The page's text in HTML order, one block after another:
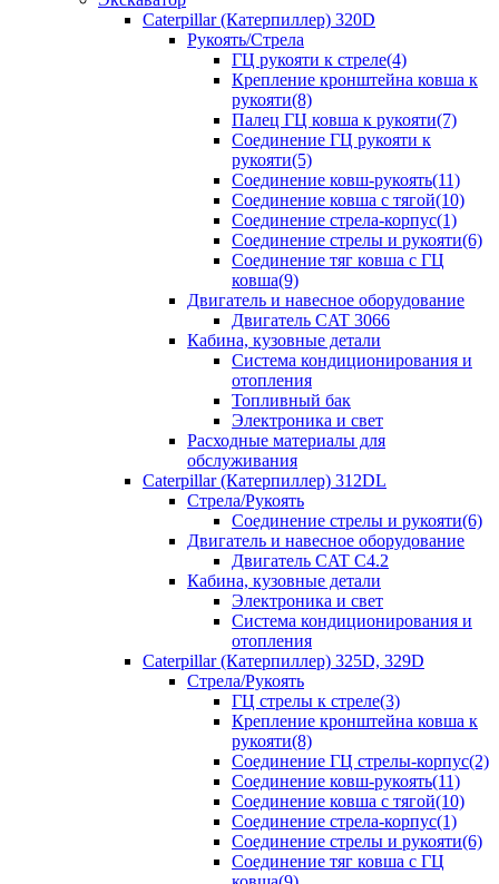
Caterpillar (Катерпиллер) 320D
Рукоять/Стрела
ГЦ рукояти к стреле(4)
Крепление кронштейна ковша к
рукояти(8)
Палец ГЦ ковша к рукояти(7)
Соединение ГЦ рукояти к
рукояти(5)
Соединение ковш-рукоять(11)
Соединение ковша с тягой(10)
Соединение стрела-корпус(1)
Соединение стрелы и рукояти(6)
Соединение тяг ковша с ГЦ
ковша(9)
Двигатель и навесное оборудование
Двигатель CAT 3066
Кабина, кузовные детали
Система кондиционирования и
отопления
Топливный бак
Электроника и свет
Расходные материалы для
обслуживания
Caterpillar (Катерпиллер) 312DL
Стрела/Рукоять
Соединение стрелы и рукояти(6)
Двигатель и навесное оборудование
Двигатель CAT С4.2
Кабина, кузовные детали
Электроника и свет
Система кондиционирования и
отопления
Caterpillar (Катерпиллер) 325D, 329D
Стрела/Рукоять
ГЦ стрелы к стреле(3)
Крепление кронштейна ковша к
рукояти(8)
Соединение ГЦ стрелы-корпус(2)
Соединение ковш-рукоять(11)
Соединение ковша с тягой(10)
Соединение стрела-корпус(1)
Соединение стрелы и рукояти(6)
Соединение тяг ковша с ГЦ